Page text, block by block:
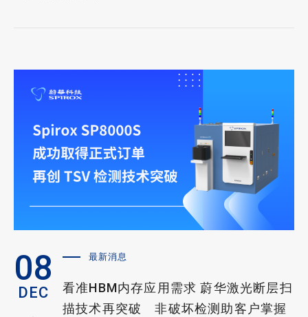
08
DEC
最新消息
看准HBM内存应用需求 蔚华激光断层扫
描技术再突破 非破坏检测助客户掌握